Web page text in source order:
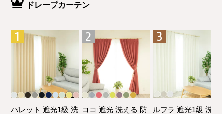
ドレープカーテン
パレット 遮光1級 洗 ココ 遮光 洗える 防
ルフラ 遮光1級 洗え